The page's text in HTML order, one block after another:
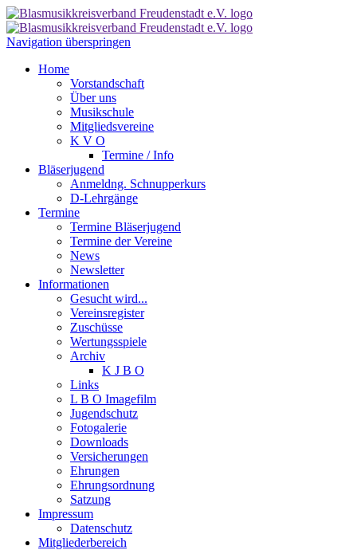
Navigation überspringen
Home
Vorstandschaft
Über uns
Musikschule
Mitgliedsvereine
K V O
Termine / Info
Bläserjugend
Anmeldng. Schnupperkurs
D-Lehrgänge
Termine
Termine Bläserjugend
Termine der Vereine
News
Newsletter
Informationen
Gesucht wird...
Vereinsregister
Zuschüsse
Wertungsspiele
Archiv
K J B O
Links
L B O Imagefilm
Jugendschutz
Fotogalerie
Downloads
Versicherungen
Ehrungen
Ehrungsordnung
Satzung
Impressum
Datenschutz
Mitgliederbereich